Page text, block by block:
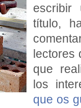
escribir
título,
lectores
que
los
que os